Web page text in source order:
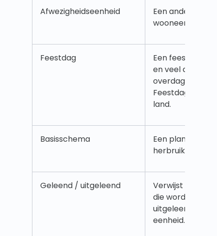
Afwezigheidseenheid
Een andere
wooneenheid.
Feestdag
Een feestdag
en veel andere
overdag
Feestdagen
land.
Basisschema
Een
herbruikbaar is.
Geleend / uitgeleend
Verwijst naar
die wordt
uitgeleend aan
eenheid.